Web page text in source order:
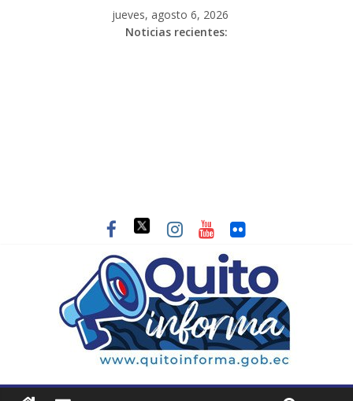
jueves, agosto 6, 2026
Noticias recientes: